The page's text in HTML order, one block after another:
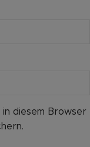
in diesem Browser